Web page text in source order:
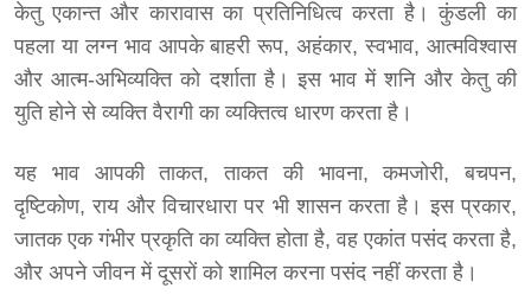
केतु एकान्त और कारावास का प्रतिनिधित्व करता है। कुंडली का
पहला या लग्न भाव आपके बाहरी रूप, अहंकार, स्वभाव, आत्मविश्वास
और आत्म-अभिव्यक्ति को दर्शाता है। इस भाव में शनि और केतु की
युति होने से व्यक्ति वैरागी का व्यक्तित्व धारण करता है।
यह भाव आपकी ताकत, ताकत की भावना, कमजोरी, बचपन,
दृष्टिकोण, राय और विचारधारा पर भी शासन करता है। इस प्रकार,
जातक एक गंभीर प्रकृति का व्यक्ति होता है, वह एकांत पसंद करता है,
और अपने जीवन में दूसरों को शामिल करना पसंद नहीं करता है।